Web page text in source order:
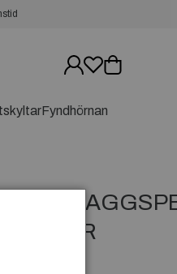
Fyndhörnan